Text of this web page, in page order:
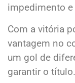
impedimento
Com a vitória
vantagem no
um gol de
garantir o título.